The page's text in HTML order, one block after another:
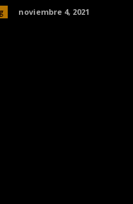
noviembre 4, 2021